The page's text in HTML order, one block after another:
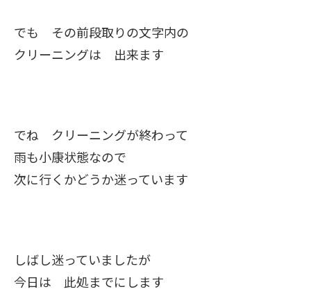
でも その前段取りの文字内の
クリーニングは 出来ます
でね クリーニングが終わって
雨も小康状態なので
次に行くかどうか迷っています
しばし迷っていましたが
今日は 此処までにします